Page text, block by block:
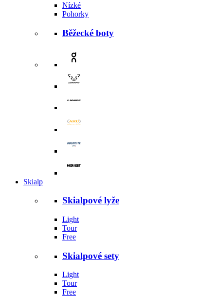
Nízké
Pohorky
Běžecké boty
Skialp
Skialpové lyže
Light
Tour
Free
Skialpové sety
Light
Tour
Free